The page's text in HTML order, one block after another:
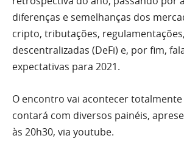
diferenças e semelhanças dos
cripto, tributações,
descentralizadas (DeFi) e, por fim,
expectativas para 2021.
O encontro vai acontecer
contará com diversos painéis,
às 20h30, via youtube.